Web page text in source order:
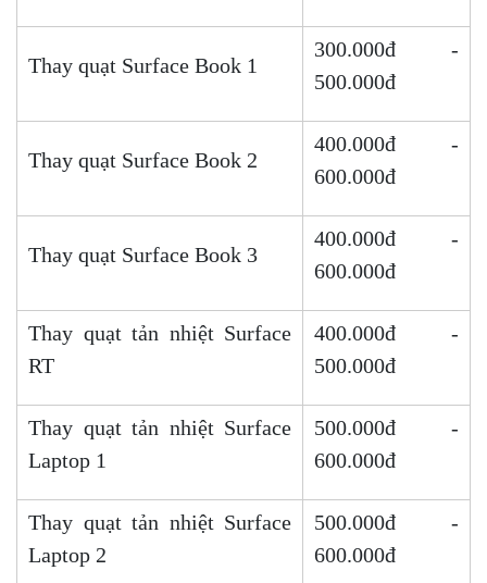
Thay quạt Surface Book 1
300.000đ -
500.000đ
Thay quạt Surface Book 2
400.000đ -
600.000đ
Thay quạt Surface Book 3
400.000đ -
600.000đ
Thay quạt tản nhiệt Surface
RT
400.000đ -
500.000đ
Thay quạt tản nhiệt Surface
Laptop 1
500.000đ -
600.000đ
Thay quạt tản nhiệt Surface
Laptop 2
500.000đ -
600.000đ